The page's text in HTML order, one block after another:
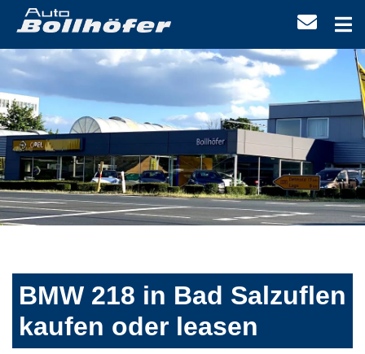
BMW 218 in Bad Salzuflen
kaufen oder leasen